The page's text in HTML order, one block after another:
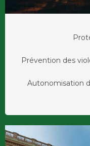
Prévention des
Autonomisation